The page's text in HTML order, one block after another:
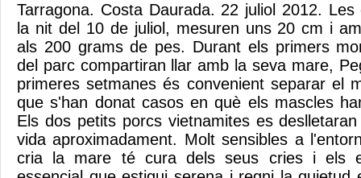
Tarragona. Costa Daurada. 22 juliol 2012.
la nit del 10 de juliol, mesuren uns 20 cm i
als 200 grams de pes. Durant els primers
del parc compartiran llar amb la seva mare,
primeres setmanes és convenient separar el
que s'han donat casos en què els mascles
Els dos petits porcs vietnamites es
vida aproximadament. Molt sensibles a
cria la mare té cura dels seus cries i els